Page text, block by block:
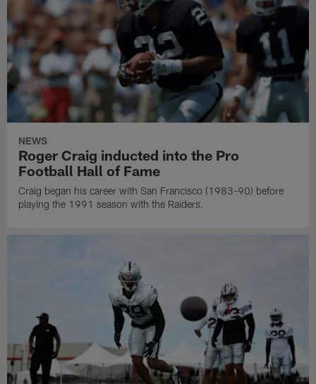
NEWS
Roger Craig inducted into the Pro
Football Hall of Fame
Craig began his career with San Francisco (1983-90) before
playing the 1991 season with the Raiders.